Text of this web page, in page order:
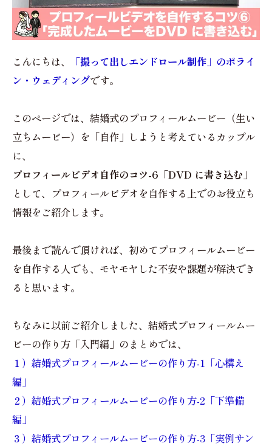
こんにちは、
「撮って出しエンドロール制作」のポライ
ン・ウェディングです。
このページでは、結婚式のプロフィールムービー（生い
立ちムービー）を「自作」しようと考えているカップル
に、
プロフィールビデオ自作のコツ-6「DVD に書き込む」
として、プロフィールビデオを自作する上でのお役立ち
情報をご紹介します。
最後まで読んで頂ければ、初めてプロフィールムービー
を自作する人でも、モヤモヤした不安や課題が解決でき
ると思います。
ちなみに以前ご紹介しました、結婚式プロフィールムー
ビーの作り方「入門編」のまとめでは、
１）結婚式プロフィールムービーの作り方-1「心構え
編」
２）結婚式プロフィールムービーの作り方-2「下準備
編」
３）結婚式プロフィールムービーの作り方-3「実例サン